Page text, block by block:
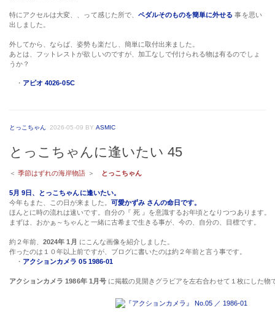
特にアクセルは大変、、って感じた所で、 ペダルそのものを簡単に外せる 事を思い
出しました。
外してから、ならば、姿勢も楽だし、簡単に取付出来ました。
あとは、フットレストが欲しいのですが、加工なしで付けられる物は有るのでしょ
うか？
・ アピオ 4026-05C
とっこちゃん 2026-05-09 BY ASMIC
とっこちゃんに逢いたい 45
＜季節はずれの海岸物語 ＞ とっこちゃん
5月 9日、とっこちゃんに逢いたい。
今年もまた、この日が来ました。 可愛かずみ さんの命日です。
ほんとに時の流れは速いです。自分の『 死 』を意識するお年頃となりつつあります。
まずは、おかぁ～ちゃんと一緒に古希まで生きる事が、今の、自分の、目標です。
約２年前、2024年 1月 にこんな画像を紹介しました。
作ったのは１０年以上前ですが、ブログに書いたのは約２年前と言う事です。
・ アクションカメラ 05 1986-01
アクションカメラ 1986年 1月号に掲載の見開きグラビアを左右合わせて１枚にした物